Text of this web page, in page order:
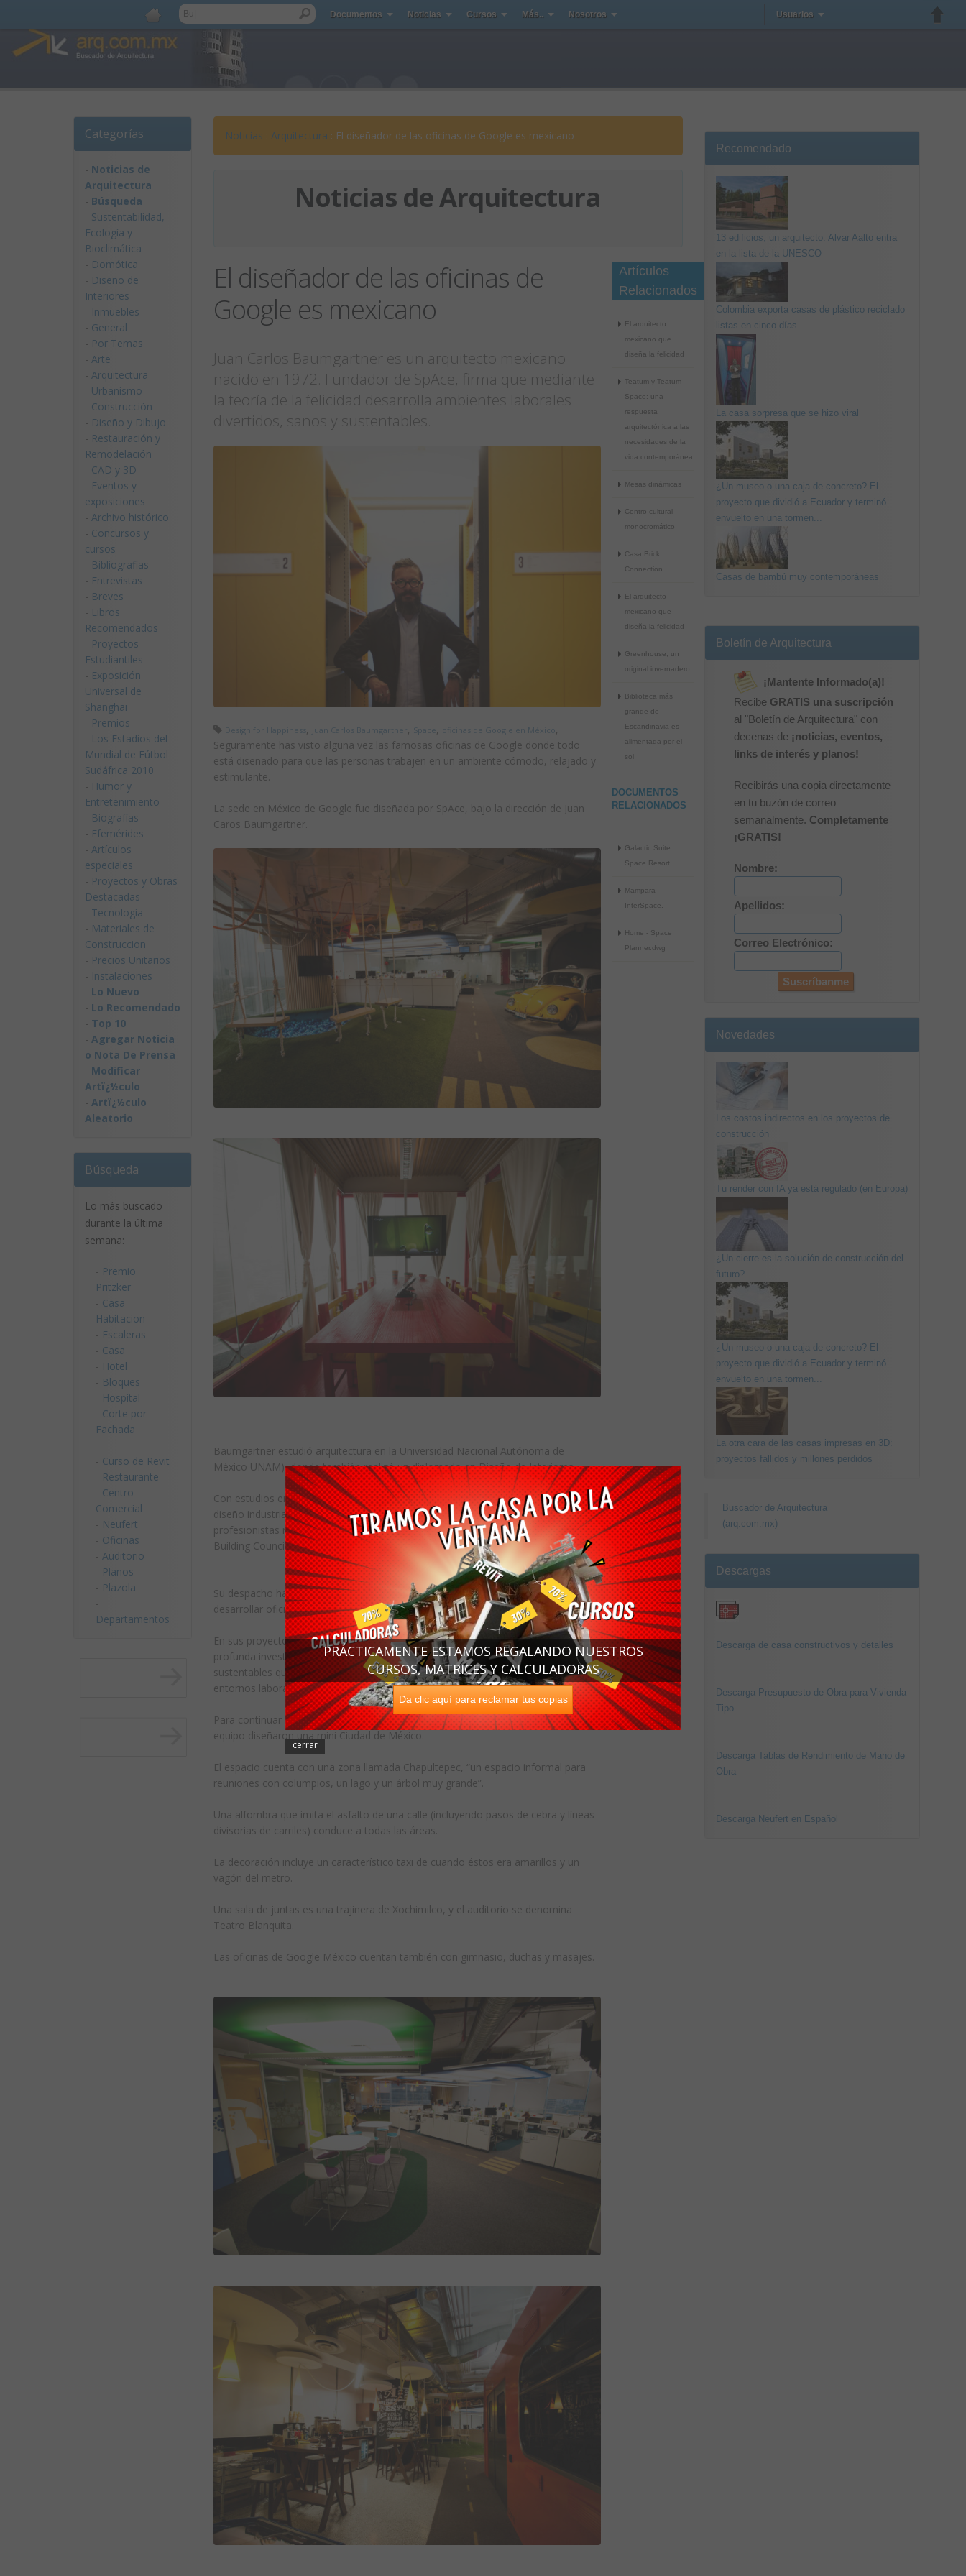
Documentos Noticias Cursos Más.. Nosotros Usuarios
Categorías
- Noticias de
Arquitectura
- Búsqueda
- Sustentabilidad,
Ecologí­a y
Bioclimática
- Domótica
- Diseño de
Interiores
- Inmuebles
- General
- Por Temas
- Arte
- Arquitectura
- Urbanismo
- Construcción
- Diseño y Dibujo
- Restauración y
Remodelación
- CAD y 3D
- Eventos y
exposiciones
- Archivo histórico
- Concursos y
cursos
- Bibliografias
- Entrevistas
- Breves
- Libros
Recomendados
- Proyectos
Estudiantiles
- Exposición
Universal de
Shanghai
- Premios
- Los Estadios del
Mundial de Fútbol
Sudáfrica 2010
- Humor y
Entretenimiento
- Biografías
- Efemérides
- Artículos
especiales
- Proyectos y Obras
Destacadas
- Tecnología
- Materiales de
Construccion
- Precios Unitarios
- Instalaciones
- Lo Nuevo
- Lo Recomendado
- Top 10
- Agregar Noticia
o Nota De Prensa
- Modificar
Artï¿½culo
- Artï¿½culo
Aleatorio
Búsqueda
Lo más buscado
durante la última
semana:
- Premio
Pritzker
- Casa
Habitacion
- Escaleras
- Casa
- Hotel
- Bloques
- Hospital
- Corte por
Fachada
- Curso de Revit
- Restaurante
- Centro
Comercial
- Neufert
- Oficinas
- Auditorio
- Planos
- Plazola
-
Departamentos
Noticias : Arquitectura : El diseñador de las oficinas de Google es mexicano
Noticias de Arquitectura
El diseñador de las oficinas de
Google es mexicano
Juan Carlos Baumgartner es un arquitecto mexicano
nacido en 1972. Fundador de SpAce, firma que mediante
la teoría de la felicidad desarrolla ambientes laborales
divertidos, sanos y sustentables.
Design for Happiness, Juan Carlos Baumgartner , Space, oficinas de Google en México,
Seguramente has visto alguna vez las famosas oficinas de Google donde todo
está diseñado para que las personas trabajen en un ambiente cómodo, relajado y
estimulante.
La sede en México de Google fue diseñada por SpAce, bajo la dirección de Juan
Caros Baumgartner.
Baumgartner estudió arquitectura en la Universidad Nacional Autónoma de
México UNAM), donde también realizó un diplomado en Diseño de Interiores.
Con estudios en historia del arte por la Universidad de Berkeley, California, de
diseño industrial por La Domus Academy, Milán, es uno de los primeros
profesionistas mexicanos acreditado como Arquitecto LEED por el US Green
Building Council.
Su despacho ha llevado lo más lejos posible el concepto de Diseño de interiores al
desarrollar oficinas abiertas y lúdicas.
En sus proyectos no solo se desarrolla el diseño, sino que se lleva a cabo una
profunda investigación, que involucra el desarrollo tecnológico y soluciones
sustentables que respetan el medio ambiente, y que ayudan a mejorar los
entornos laborales.
Para continuar con la idea lúdica de las oficinas de Google, Baumgartner y su
equipo diseñaron una mini Ciudad de México.
El espacio cuenta con una zona llamada Chapultepec, “un espacio informal para
reuniones con columpios, un lago y un árbol muy grande”.
Una alfombra que imita el asfalto de una calle (incluyendo pasos de cebra y líneas
divisorias de carriles) conduce a todas las áreas.
La decoración incluye un característico taxi de cuando éstos era amarillos y un
vagón del metro.
Una sala de juntas es una trajinera de Xochimilco, y el auditorio se denomina
Teatro Blanquita.
Las oficinas de Google México cuentan también con gimnasio, duchas y masajes.
Artículos
Relacionados
El arquitecto
mexicano que
diseña la felicidad
Teatum y Teatum
Space: una
respuesta
arquitectónica a las
necesidades de la
vida contemporánea
Mesas dinámicas
Centro cultural
monocromático
Casa Brick
Connection
El arquitecto
mexicano que
diseña la felicidad
Greenhouse, un
original invernadero
Biblioteca más
grande de
Escandinavia es
alimentada por el
sol
DOCUMENTOS
RELACIONADOS
Galactic Suite
Space Resort.
Mampara
InterSpace.
Home - Space
Planner.dwg
Recomendado
13 edificios, un arquitecto: Alvar Aalto entra
en la lista de la UNESCO
Colombia exporta casas de plástico reciclado
listas en cinco días
La casa sorpresa que se hizo viral
¿Un museo o una caja de concreto? El
proyecto que dividió a Ecuador y terminó
envuelto en una tormen...
Casas de bambú muy contemporáneas
Boletín de Arquitectura
¡Mantente Informado(a)!
Recibe GRATIS una suscripción
al "Boletín de Arquitectura" con
decenas de ¡noticias, eventos,
links de interés y planos!
Recibirás una copia directamente
en tu buzón de correo
semanalmente. Completamente
¡GRATIS!
Nombre:
Apellidos:
Correo Electrónico:
Novedades
Los costos indirectos en los proyectos de
construcción
Tu render con IA ya está regulado (en Europa)
¿Un cierre es la solución de construcción del
futuro?
¿Un museo o una caja de concreto? El
proyecto que dividió a Ecuador y terminó
envuelto en una tormen...
La otra cara de las casas impresas en 3D:
proyectos fallidos y millones perdidos
Buscador de Arquitectura
(arq.com.mx)
Descargas
Descarga de casa constructivos y detalles
Descarga Presupuesto de Obra para Vivienda
Tipo
Descarga Tablas de Rendimiento de Mano de
Obra
Descarga Neufert en Español
cerrar
Da clic aquí para reclamar tus copias
PRÁCTICAMENTE ESTAMOS REGALANDO NUESTROS
CURSOS, MATRICES Y CALCULADORAS